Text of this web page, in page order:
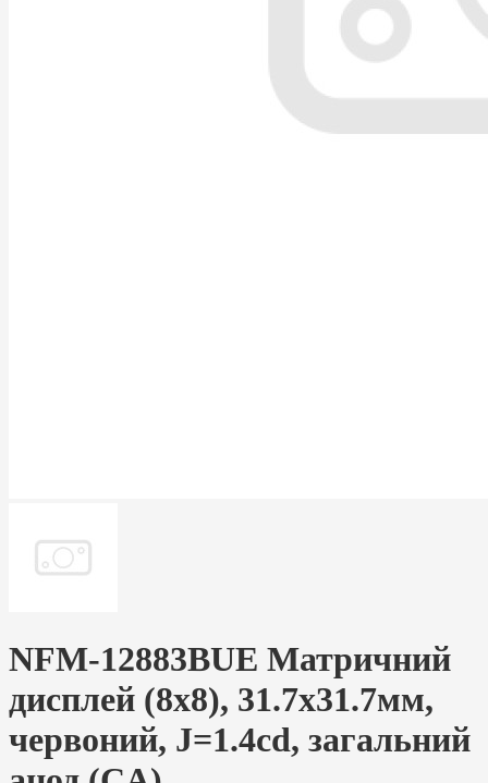
NFM-12883BUE Матричний
дисплей (8х8), 31.7х31.7мм,
червоний, J=1.4cd, загальний